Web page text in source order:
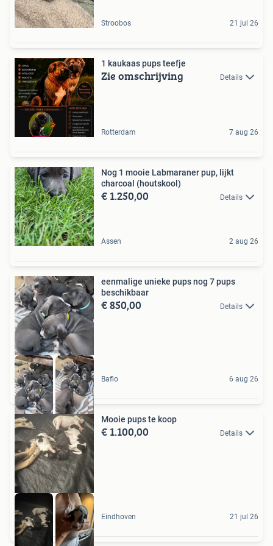
Stroobos 21 jul 26
1 kaukaas pups teefje
Zie omschrijving Details
Rotterdam 7 aug 26
Nog 1 mooie Labmaraner pup, lijkt
charcoal (houtskool)
€ 1.250,00 Details
Assen 2 aug 26
eenmalige unieke pups nog 7 pups
beschikbaar
€ 850,00 Details
Baflo 6 aug 26
Mooie pups te koop
€ 1.100,00 Details
Eindhoven 21 jul 26